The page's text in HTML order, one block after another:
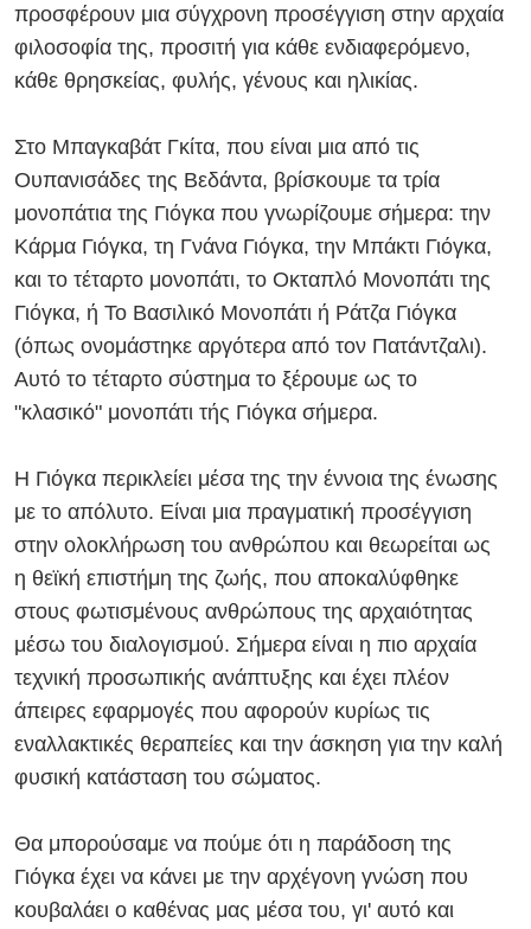
προσφέρουν μια σύγχρονη προσέγγιση στην αρχαία
φιλοσοφία της, προσιτή για κάθε ενδιαφερόμενο,
κάθε θρησκείας, φυλής, γένους και ηλικίας.
Στο Μπαγκαβάτ Γκίτα, που είναι μια από τις
Ουπανισάδες της Βεδάντα, βρίσκουμε τα τρία
μονοπάτια της Γιόγκα που γνωρίζουμε σήμερα: την
Κάρμα Γιόγκα, τη Γνάνα Γιόγκα, την Μπάκτι Γιόγκα,
και το τέταρτο μονοπάτι, το Οκταπλό Μονοπάτι της
Γιόγκα, ή Το Βασιλικό Μονοπάτι ή Ράτζα Γιόγκα
(όπως ονομάστηκε αργότερα από τον Πατάντζαλι).
Αυτό το τέταρτο σύστημα το ξέρουμε ως το
"κλασικό" μονοπάτι τής Γιόγκα σήμερα.
Η Γιόγκα περικλείει μέσα της την έννοια της ένωσης
με το απόλυτο. Είναι μια πραγματική προσέγγιση
στην ολοκλήρωση του ανθρώπου και θεωρείται ως
η θεϊκή επιστήμη της ζωής, που αποκαλύφθηκε
στους φωτισμένους ανθρώπους της αρχαιότητας
μέσω του διαλογισμού. Σήμερα είναι η πιο αρχαία
τεχνική προσωπικής ανάπτυξης και έχει πλέον
άπειρες εφαρμογές που αφορούν κυρίως τις
εναλλακτικές θεραπείες και την άσκηση για την καλή
φυσική κατάσταση του σώματος.
Θα μπορούσαμε να πούμε ότι η παράδοση της
Γιόγκα έχει να κάνει με την αρχέγονη γνώση που
κουβαλάει ο καθένας μας μέσα του, γι' αυτό και